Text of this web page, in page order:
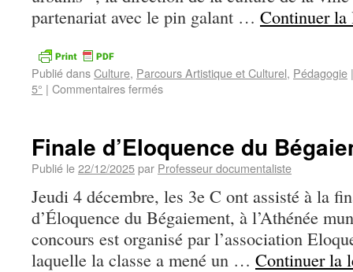
partenariat avec le pin galant … Continuer
Publié dansCulture, Parcours Artistique et Culturel, Pédagogie |
5° | Commentaires fermés
Finale d’Eloquence du
Publié le22/12/2025par Professeur documentaliste
Jeudi 4 décembre, les 3e C ont assisté à la
d’Éloquence du Bégaiement, à l’Athénée
concours est organisé par l’association
laquelle la classe a mené un … Continuer la